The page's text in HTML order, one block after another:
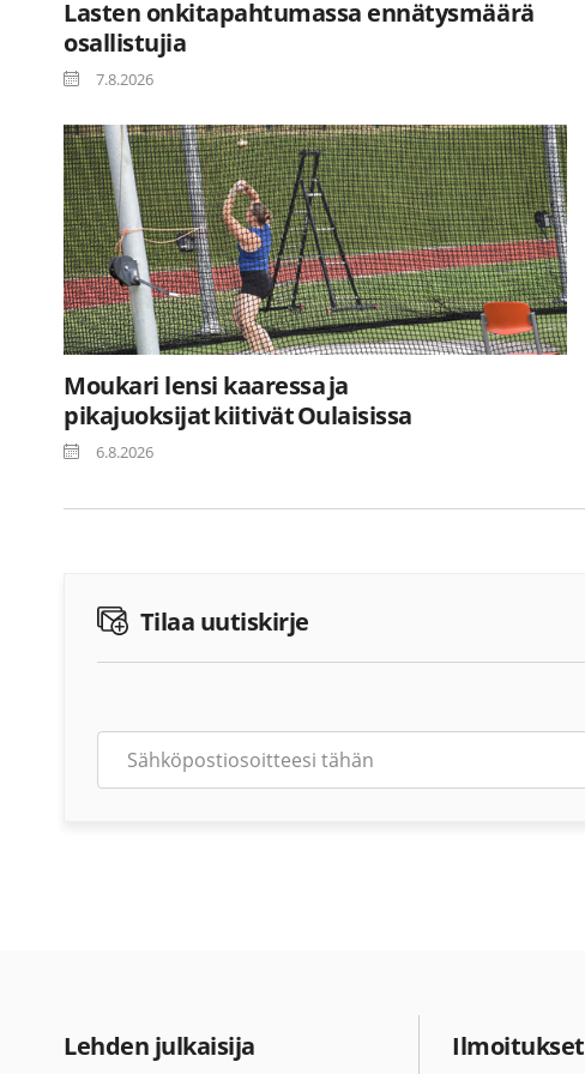
Lasten onkitapahtumassa ennätysmäärä
osallistujia
7.8.2026
Moukari lensi kaaressa ja
pikajuoksijat kiitivät Oulaisissa
6.8.2026
Tilaa uutiskirje
Lehden julkaisija Ilmoitukset